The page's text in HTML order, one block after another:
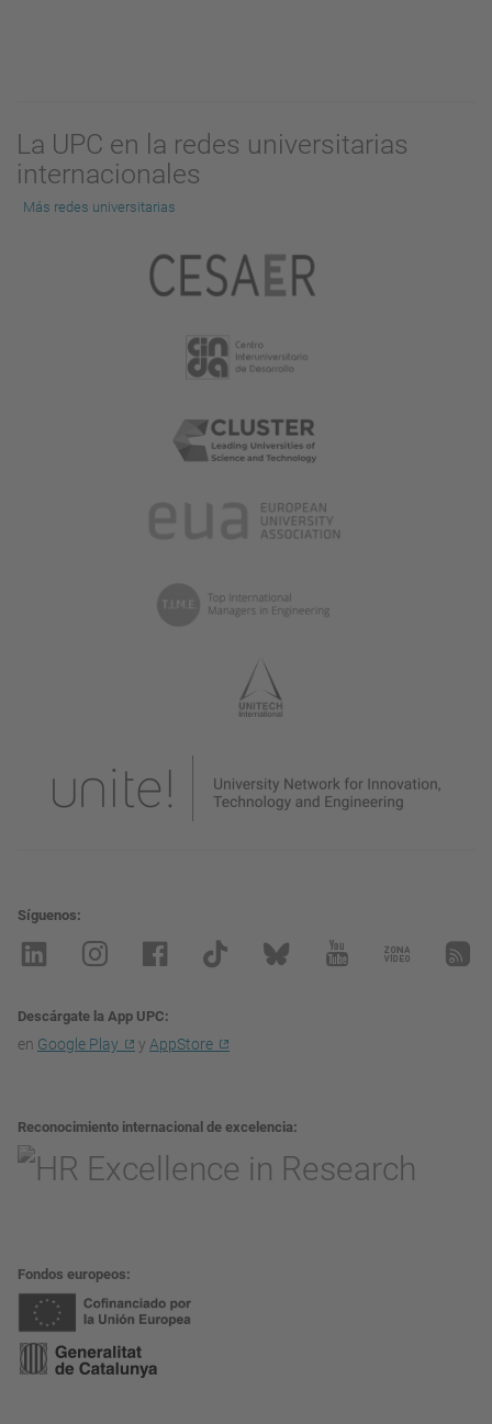
La UPC en la redes universitarias
internacionales
Más redes universitarias
Síguenos
Descárgate la App UPC
en Google Play y AppStore
Reconocimiento internacional de excelencia
Fondos europeos